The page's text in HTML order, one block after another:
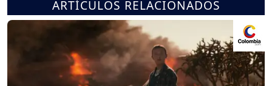
ARTÍCULOS RELACIONADOS